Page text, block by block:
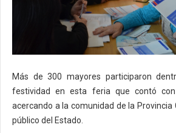
Más de 300 mayores participaron
festividad en esta feria que contó
acercando a la comunidad de la Provincia
público del Estado.